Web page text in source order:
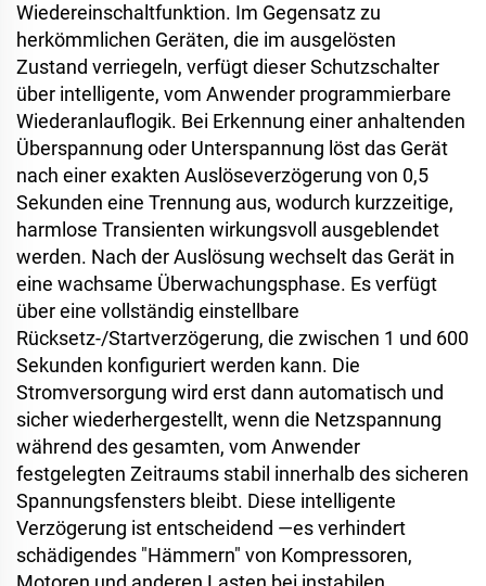
Wiedereinschaltfunktion. Im Gegensatz zu
herkömmlichen Geräten, die im ausgelösten
Zustand verriegeln, verfügt dieser Schutzschalter
über intelligente, vom Anwender programmierbare
Wiederanlauflogik. Bei Erkennung einer anhaltenden
Überspannung oder Unterspannung löst das Gerät
nach einer exakten Auslöseverzögerung von 0,5
Sekunden eine Trennung aus, wodurch kurzzeitige,
harmlose Transienten wirkungsvoll ausgeblendet
werden. Nach der Auslösung wechselt das Gerät in
eine wachsame Überwachungsphase. Es verfügt
über eine vollständig einstellbare
Rücksetz-/Startverzögerung, die zwischen 1 und 600
Sekunden konfiguriert werden kann. Die
Stromversorgung wird erst dann automatisch und
sicher wiederhergestellt, wenn die Netzspannung
während des gesamten, vom Anwender
festgelegten Zeitraums stabil innerhalb des sicheren
Spannungsfensters bleibt. Diese intelligente
Verzögerung ist entscheidend —es verhindert
schädigendes "Hämmern" von Kompressoren,